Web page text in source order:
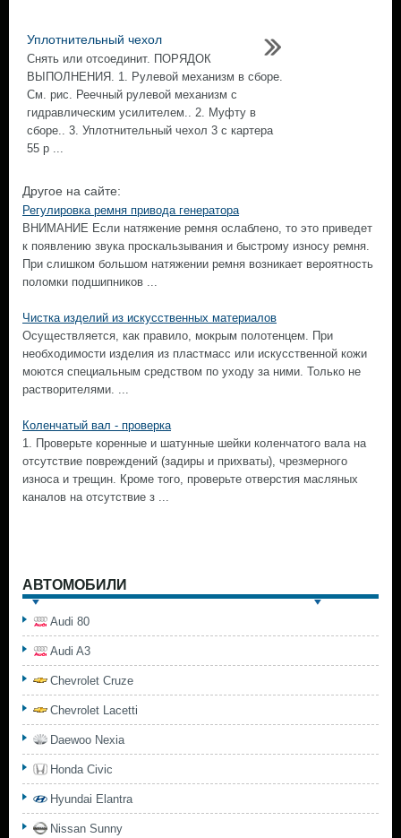
Уплотнительный чехол
Снять или отсоединит. ПОРЯДОК
ВЫПОЛНЕНИЯ. 1. Рулевой механизм в сборе.
См. рис. Реечный рулевой механизм с
гидравлическим усилителем.. 2. Муфту в
сборе.. 3. Уплотнительный чехол 3 с картера
55 р ...
Другое на сайте:
Регулировка ремня привода генератора
ВНИМАНИЕ Если натяжение ремня ослаблено, то это приведет
к появлению звука проскальзывания и быстрому износу ремня.
При слишком большом натяжении ремня возникает вероятность
поломки подшипников ...
Чистка изделий из искусственных материалов
Осуществляется, как правило, мокрым полотенцем. При
необходимости изделия из пластмасс или искусственной кожи
моются специальным средством по уходу за ними. Только не
растворителями. ...
Коленчатый вал - проверка
1. Проверьте коренные и шатунные шейки коленчатого вала на
отсутствие повреждений (задиры и прихваты), чрезмерного
износа и трещин. Кроме того, проверьте отверстия масляных
каналов на отсутствие з ...
АВТОМОБИЛИ
Audi 80
Audi A3
Chevrolet Cruze
Chevrolet Lacetti
Daewoo Nexia
Honda Civic
Hyundai Elantra
Nissan Sunny